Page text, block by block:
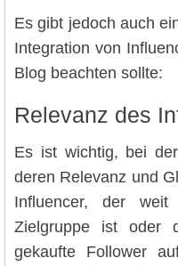
Es gibt jedoch auch
Integration von
Blog beachten sollte:
Relevanz des
Es ist wichtig, bei
deren Relevanz und
Influencer, der
Zielgruppe ist oder
gekaufte Follower